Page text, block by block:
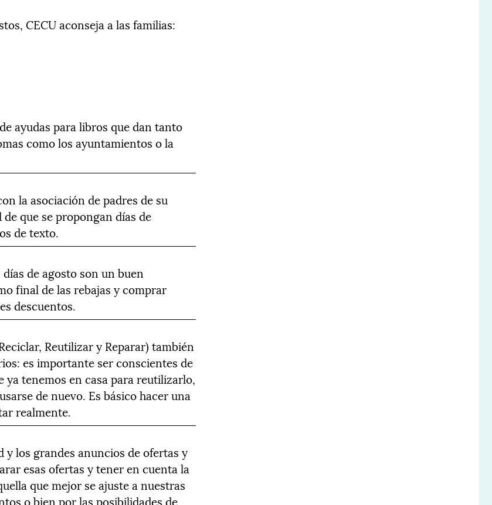
CECU aconseja a las familias:
ayudas para libros que dan tanto
como los ayuntamientos o la
la asociación de padres de su
que se propongan días de
de texto.
de agosto son un buen
final de las rebajas y comprar
descuentos.
Reutilizar y Reparar) también
es importante ser conscientes de
ya tenemos en casa para reutilizarlo,
de nuevo. Es básico hacer una
realmente.
los grandes anuncios de ofertas y
esas ofertas y tener en cuenta la
que mejor se ajuste a nuestras
o bien por las posibilidades de